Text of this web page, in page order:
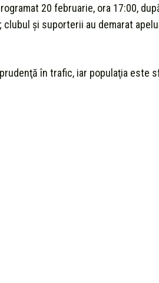
20 februarie, ora 17:00,
şi suporterii au demarat
în trafic, iar populaţia este